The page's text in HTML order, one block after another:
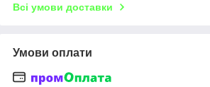
Всі умови доставки
Умови оплати